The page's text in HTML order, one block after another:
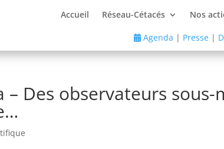
Accueil Réseau-Cétacés Nos
Agenda | Presse|
– Des observateurs